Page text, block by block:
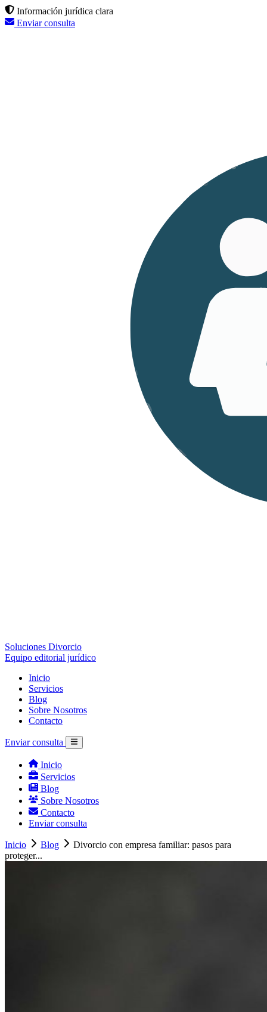
Información jurídica clara
Enviar consulta
Soluciones Divorcio
Equipo editorial jurídico
Inicio
Servicios
Blog
Sobre Nosotros
Contacto
Enviar consulta
Inicio
Servicios
Blog
Sobre Nosotros
Contacto
Enviar consulta
Inicio Blog
Divorcio con empresa familiar: pasos para
proteger...